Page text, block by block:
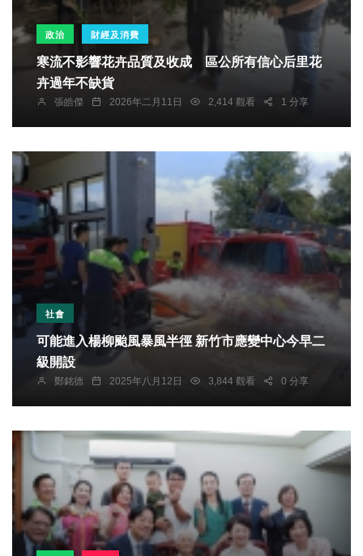
政治 財經及消費
寒流不影響花卉品質及收成 區公所有信心后里花
卉過年不缺貨
張皓傑 2026年二月11日 2,414 觀看 1 分享
社會
可能進入楊柳颱風暴風半徑 新竹市應變中心今早二
級開設
鄭銘德 2025年八月12日 3,844 觀看 0 分享